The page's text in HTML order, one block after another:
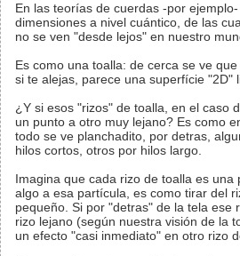
En las teorías de cuerdas -por
dimensiones a nivel cuántico, de las
no se ven "desde lejos" en nuestro
Es como una toalla: de cerca se ve
si te alejas, parece una superfície "2D"
¿Y si esos "rizos" de toalla, en el caso
un punto a otro muy lejano? Es como
todo se ve planchadito, por detras,
hilos cortos, otros por hilos largo.
Imagina que cada rizo de toalla es
algo a esa partícula, es como tirar del
pequeño. Si por "detras" de la tela ese
rizo lejano (según nuestra visión de la
un efecto "casi inmediato" en otro rizo